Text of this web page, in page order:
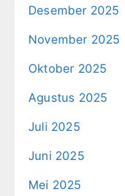
Desember 2025
November 2025
Oktober 2025
Agustus 2025
Juli 2025
Juni 2025
Mei 2025